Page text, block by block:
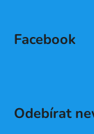
Facebook
Odebírat